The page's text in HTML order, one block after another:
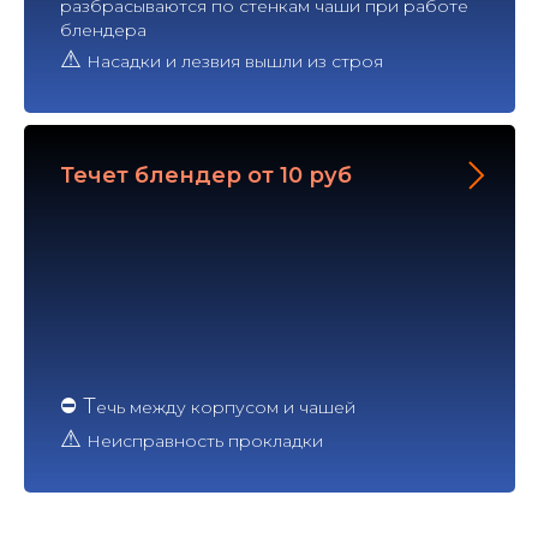
разбрасываются по стенкам чаши при работе
блендера
⚠ Насадки и лезвия вышли из строя
Течет блендер от 10 руб
⛔ Течь между корпусом и чашей
⚠ Неисправность прокладки